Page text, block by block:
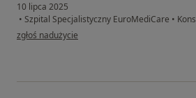
10 lipca 2025
• Szpital Specjalistyczny EuroMediCare •
w opinii użytkownika Pacjent
zgłoś nadużycie